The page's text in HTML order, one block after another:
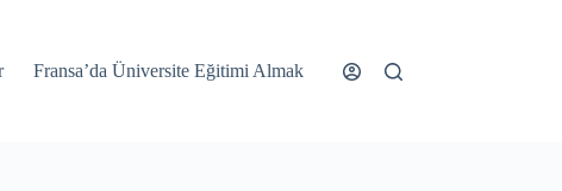
Fransa’da Üniversite Eğitimi Almak